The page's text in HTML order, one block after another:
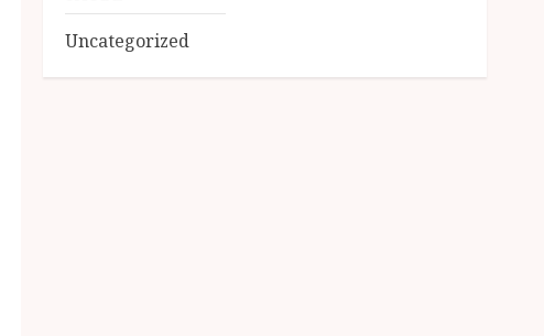
Uncategorized